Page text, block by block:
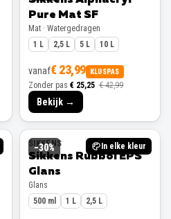
Pure Mat SF
Mat · Watergedragen
1 L
2,5 L 5 L 10 L
vanaf€ 23,99 KLUSPAS
Zonder pas € 25,25 € 42,99
Bekijk →
−30% In elke kleur
SIKKENS
Sikkens Rubbol EPS
Glans
Glans
500 ml
1 L 2,5 L